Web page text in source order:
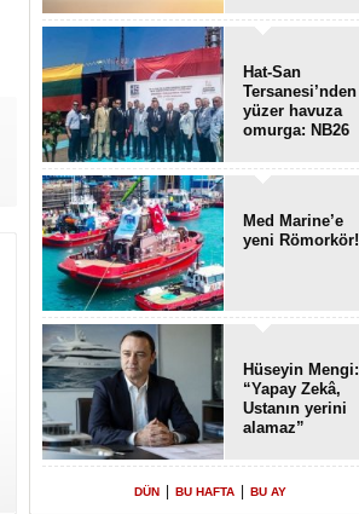
Hat-San
Tersanesi’nden
yüzer havuza
omurga: NB26
Med Marine’e
yeni Römorkör!
Hüseyin Mengi:
“Yapay Zekâ,
Ustanın yerini
alamaz”
DÜN BU HAFTA BU AY